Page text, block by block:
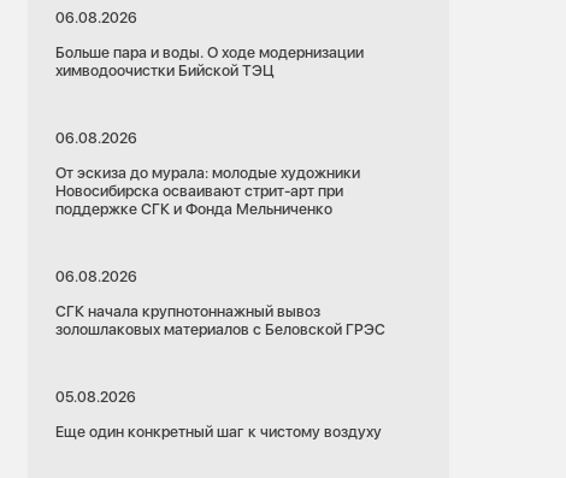
06.08.2026
Больше пара и воды. О ходе модернизации
химводоочистки Бийской ТЭЦ
06.08.2026
От эскиза до мурала: молодые художники
Новосибирска осваивают стрит-арт при
поддержке СГК и Фонда Мельниченко
06.08.2026
СГК начала крупнотоннажный вывоз
золошлаковых материалов с Беловской ГРЭС
05.08.2026
Еще один конкретный шаг к чистому воздуху